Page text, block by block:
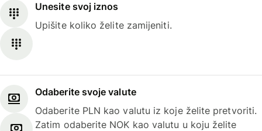
Unesite svoj iznos
Upišite koliko želite zamijeniti.
Odaberite svoje valute
Odaberite PLN kao valutu iz koje želite pretvoriti.
Zatim odaberite NOK kao valutu u koju želite